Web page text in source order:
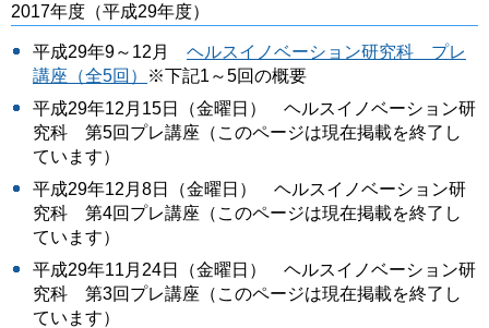
2017年度（平成29年度）
平成29年9～12月 ヘルスイノベーション研究科 プレ
講座（全5回）
※下記1～5回の概要
平成29年12月15日（金曜日） ヘルスイノベーション研
究科 第5回プレ講座（このページは現在掲載を終了し
ています）
平成29年12月8日（金曜日） ヘルスイノベーション研
究科 第4回プレ講座（このページは現在掲載を終了し
ています）
平成29年11月24日（金曜日） ヘルスイノベーション研
究科 第3回プレ講座（このページは現在掲載を終了し
ています）